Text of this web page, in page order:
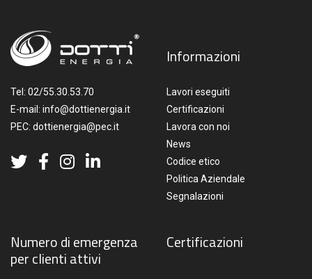
Tel: 02/55.30.53.70
E-mail: info@dottienergia.it
PEC: dottienergia@pec.it
Informazioni
Lavori eseguiti
Certificazioni
Lavora con noi
News
Codice etico
Politica Aziendale
Segnalazioni
Numero di emergenza
per clienti attivi
Certificazioni